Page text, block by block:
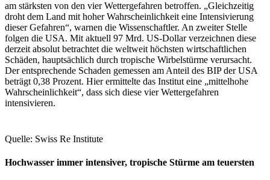
am stärksten von den vier Wettergefahren betroffen. „Gleichzeitig
droht dem Land mit hoher Wahrscheinlichkeit eine Intensivierung
dieser Gefahren“, warnen die Wissenschaftler. An zweiter Stelle
folgen die USA. Mit aktuell 97 Mrd. US-Dollar verzeichnen diese
derzeit absolut betrachtet die weltweit höchsten wirtschaftlichen
Schäden, hauptsächlich durch tropische Wirbelstürme verursacht.
Der entsprechende Schaden gemessen am Anteil des BIP der USA
beträgt 0,38 Prozent. Hier ermittelte das Institut eine „mittelhohe
Wahrscheinlichkeit“, dass sich diese vier Wettergefahren
intensivieren.
Quelle: Swiss Re Institute
Hochwasser immer intensiver, tropische Stürme am teuersten